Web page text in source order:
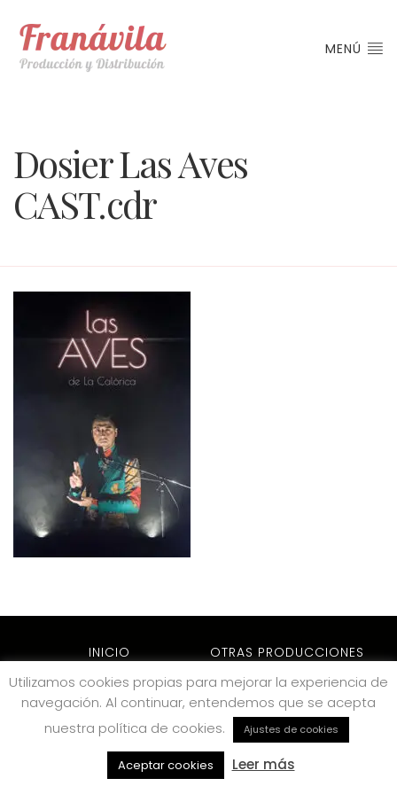
MENÚ
Dosier Las Aves
CAST.cdr
INICIO
OTRAS PRODUCCIONES
ARCHIVO
NOTICIAS
CONTACTO
VOLVER ARRIBA
Utilizamos cookies propias para mejorar la experiencia de
navegación. Al continuar, entendemos que se acepta
nuestra política de cookies.
Ajustes de cookies
Aceptar cookies Leer más